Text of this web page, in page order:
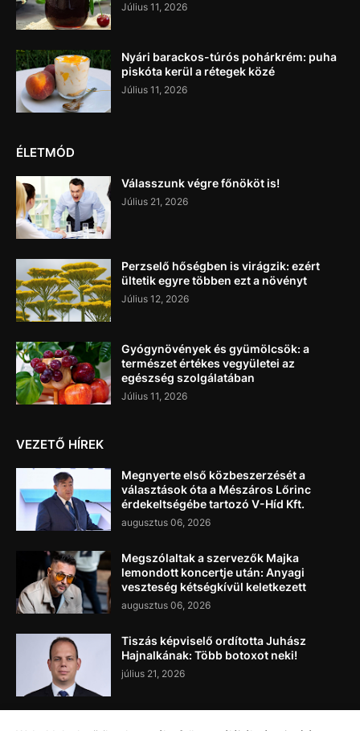
Július 11, 2026
Nyári barackos-túrós pohárkrém: puha
piskóta kerül a rétegek közé
Július 11, 2026
ÉLETMÓD
Válasszunk végre főnököt is!
Július 21, 2026
Perzselő hőségben is virágzik: ezért
ültetik egyre többen ezt a növényt
Július 12, 2026
Gyógynövények és gyümölcsök: a
természet értékes vegyületei az
egészség szolgálatában
Július 11, 2026
VEZETŐ HÍREK
Megnyerte első közbeszerzését a
választások óta a Mészáros Lőrinc
érdekeltségébe tartozó V-Híd Kft.
augusztus 06, 2026
Megszólaltak a szervezők Majka
lemondott koncertje után: Anyagi
veszteség kétségkívül keletkezett
augusztus 06, 2026
Tiszás képviselő ordította Juhász
Hajnalkának: Több botoxot neki!
július 21, 2026